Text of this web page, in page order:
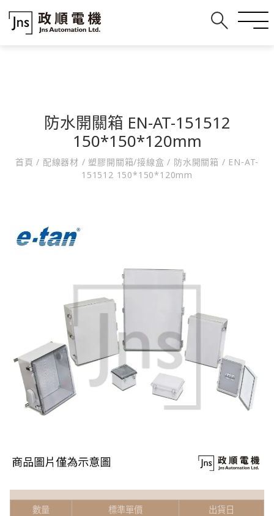
防水開關箱 EN-AT-151512
150*150*120mm
首頁/ 配線器材 / 塑膠開關箱/接線盒/ 防水開關箱 / EN-AT-
151512 150*150*120mm
數量 標準單價
出貨日